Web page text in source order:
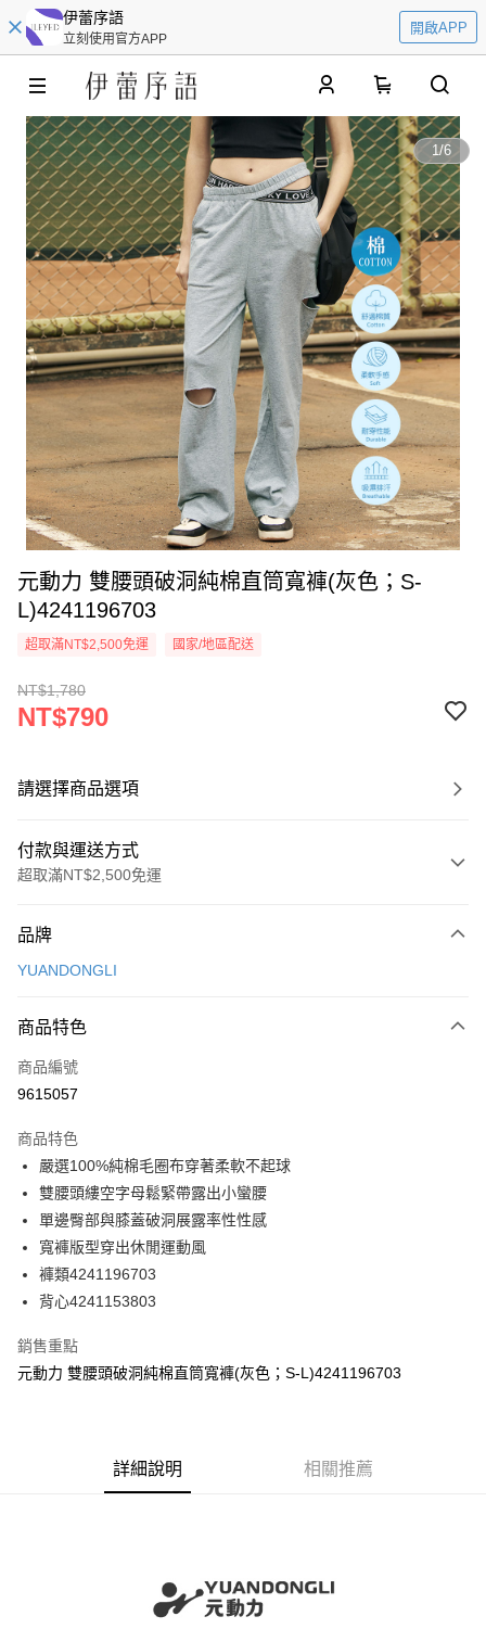
伊蕾序語
立刻使用官方APP
開啟APP
1/6
元動力 雙腰頭破洞純棉直筒寬褲(灰色；S-
L)4241196703
超取滿NT$2,500免運 國家/地區配送
NT$1,780
NT$790
請選擇商品選項
付款與運送方式
超取滿NT$2,500免運
信用卡一次付款
3 期 0 利率 每期
合作金庫商業銀行
上海商業儲蓄銀行
臺灣中小企業銀行
匯豐（台灣）商業銀行
華泰商業銀行
聯邦商業銀行
遠東國際商業銀行
元大商業銀行
永豐商業銀行
玉山商業銀行
台灣樂天信用卡公司
超商取貨付款
LINE Pay
Apple Pay
街口支付
悠遊付
全盈+PAY
大哥付你分期
【大哥付你分期使用說明】
1.本服務由台灣大哥大提供，台灣大哥大用戶可立即使用無須另外申請。
4.訂單成立30分鐘內，如未前往確認交易或遇審核未通過，訂單將自動取
消。如遇「轉專審核」未通過狀況，表示未達大哥付你分期系統評分，恕無
2.透過簡訊連結打開帳單後，可選擇「超商條碼／台灣大直營門市／銀行轉
帳／街口支付／iPASS MONEY」等通路繳費。
AFTEE先享後付
１．簡單：不需註冊會員、不需綁卡、不需儲值。
１．於結帳方式選擇「AFTEE先享後付」後，將跳轉至「AFTEE先享後付」
結帳頁面，進行簡訊認證並確認金額後，即可完成結帳。
２．訂單成立數日內，您將收到繳費通知簡訊。
全家取貨付款
每筆NT$120，滿NT$2,500(含以上)免運費
品牌
YUANDONGLI
商品特色
商品編號
9615057
商品特色
嚴選100%純棉毛圈布穿著柔軟不起球
雙腰頭縷空字母鬆緊帶露出小蠻腰
單邊臀部與膝蓋破洞展露率性性感
寬褲版型穿出休閒運動風
褲類4241196703
背心4241153803
銷售重點
元動力 雙腰頭破洞純棉直筒寬褲(灰色；S-L)4241196703
詳細說明 相關推薦